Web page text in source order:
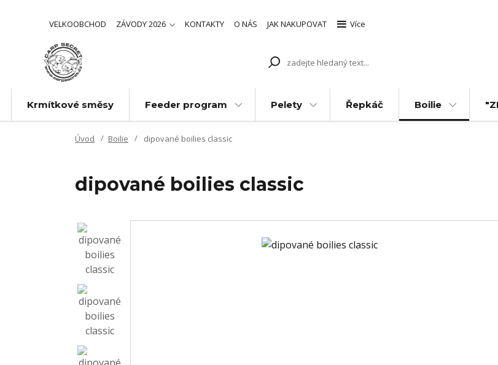
VELKOOBCHOD ZÁVODY 2026 KONTAKTY O NÁS JAK NAKUPOVAT Více
Krmítkové směsy Feeder program Pelety Řepkáč Boilie
Úvod Boilie dipované boilies classic
dipované boilies classic